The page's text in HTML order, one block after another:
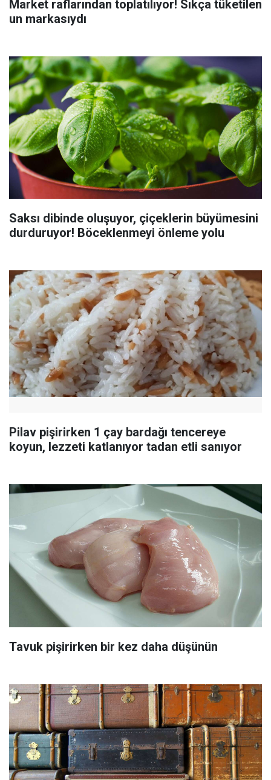
Market raflarından toplatılıyor! Sıkça tüketilen
un markasıydı
Saksı dibinde oluşuyor, çiçeklerin büyümesini
durduruyor! Böceklenmeyi önleme yolu
Pilav pişirirken 1 çay bardağı tencereye
koyun, lezzeti katlanıyor tadan etli sanıyor
Tavuk pişirirken bir kez daha düşünün